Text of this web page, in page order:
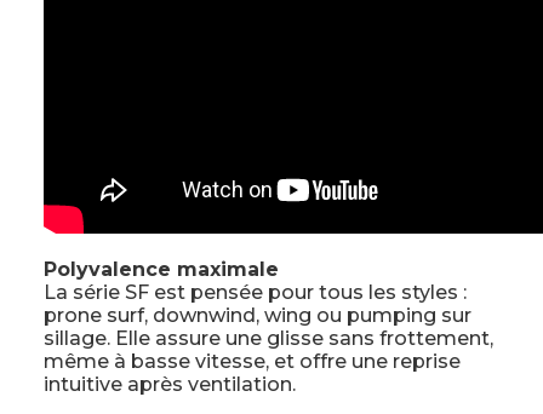
Polyvalence maximale
La série SF est pensée pour tous les styles :
prone surf, downwind, wing ou pumping sur
sillage. Elle assure une glisse sans frottement,
même à basse vitesse, et offre une reprise
intuitive après ventilation.